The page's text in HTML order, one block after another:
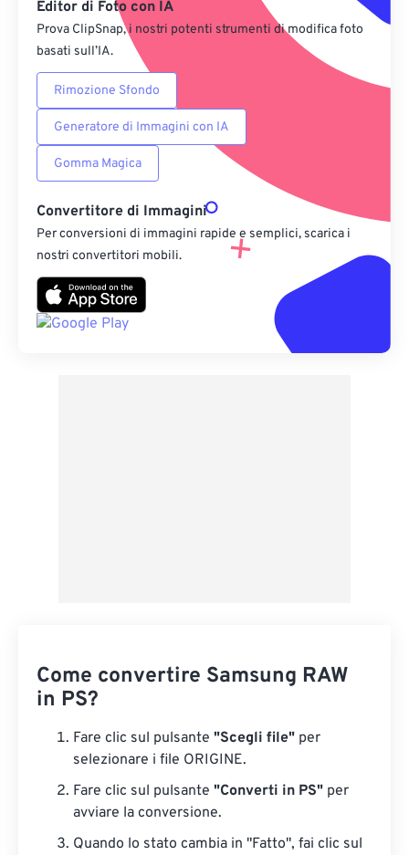
Editor di Foto con IA
Prova ClipSnap, i nostri potenti strumenti di modifica foto
basati sull’IA.
Rimozione Sfondo
Generatore di Immagini con IA
Gomma Magica
Convertitore di Immagini
Per conversioni di immagini rapide e semplici, scarica i
nostri convertitori mobili.
Come convertire Samsung RAW
in PS?
Fare clic sul pulsante "Scegli file" per
selezionare i file ORIGINE.
Fare clic sul pulsante "Converti in PS" per
avviare la conversione.
Quando lo stato cambia in "Fatto", fai clic sul